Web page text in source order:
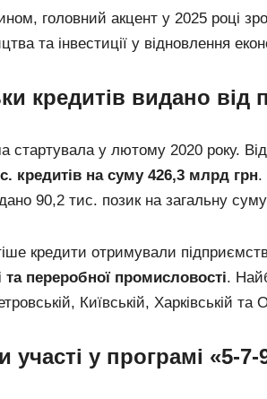
головний акцент у 2025 році
та інвестиції у відновлення
кредитів видано від
стартувала у лютому 2020 року.
кредитів на суму 426,3 млрд грн.
90,2 тис. позик на загальну
кредити отримували
та переробної промисловості.
Київській, Харківській та
участі у програмі «5-7-